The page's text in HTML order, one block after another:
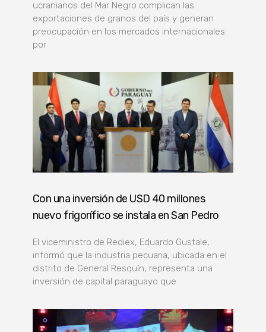
ucranianos del Mar Negro complican las
exportaciones de granos del país y generan
preocupación en los mercados internacionales
por
Con una inversión de USD 40 millones
nuevo frigorífico se instala en San Pedro
El viceministro de Rediex, Eduardo Gustale,
informó que la industria pecuaria, ubicada en el
distrito de General Resquín, representa una
inversión de capital paraguayo que